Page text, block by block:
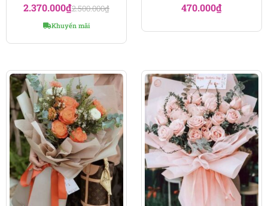
2.370.000₫2.500.000₫
Khuyến mãi
470.000₫